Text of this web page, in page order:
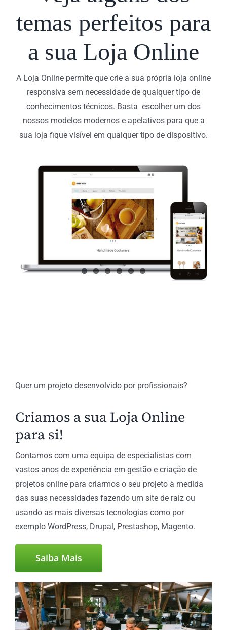
temas perfeitos para
a sua Loja Online
A Loja Online permite que crie a sua própria loja online
responsiva sem necessidade de qualquer tipo de
conhecimentos técnicos. Basta escolher um dos
nossos modelos modernos e apelativos para que a
sua loja fique visível em qualquer tipo de dispositivo.
Quer um projeto desenvolvido por profissionais?
Criamos a sua Loja Online
para si!
Contamos com uma equipa de especialistas com
vastos anos de experiência em gestão e criação de
projetos online para criarmos o seu projeto à medida
das suas necessidades fazendo um site de raiz ou
usando as mais diversas tecnologias como por
exemplo WordPress, Drupal, Prestashop, Magento.
Saiba Mais